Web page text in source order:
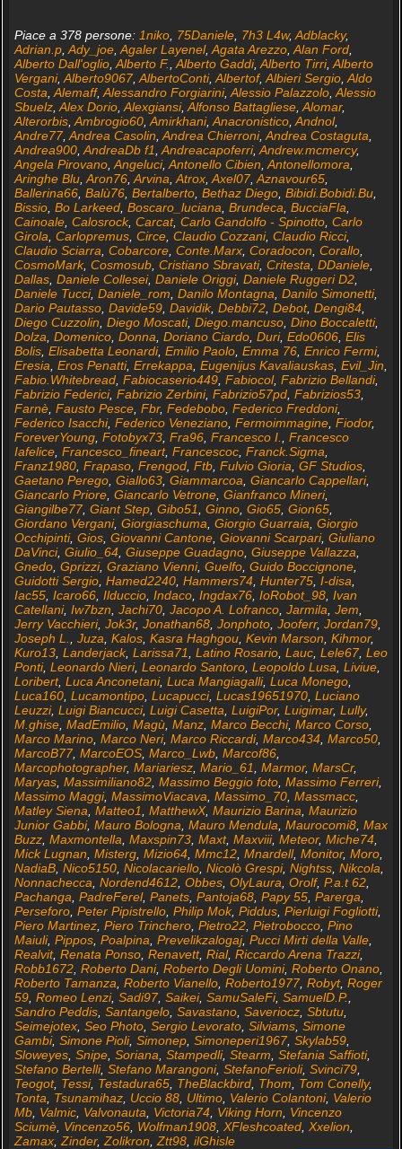
Piace a 378 persone: 1niko, 75Daniele, 7h3 L4w, Adblacky,
Adrian.p, Ady_joe, Agaler Layenel, Agata Arezzo, Alan Ford,
Alberto Dall'oglio, Alberto F. Alberto Gaddi, Alberto Tirri, Alberto
Vergani, Alberto9067, AlbertoConti, Albertof, Albieri Sergio, Aldo
Costa Alemaff, Alessandro Forgiarini, Alessio Palazzolo, Alessio
Sbuelz, Alex Dorio, Alexgiansi, Alfonso Battagliese, Alomar,
Alterorbis, Ambrogio60, Amirkhani, Anacronistico, Andnol,
Andre77, Andrea Casolin Andrea Chierroni, Andrea Costaguta
Andrea900, AndreaDb f1 Andreacapoferri, Andrew.mcmercy,
Angela Pirovano, Angeluci, Antonello Cibien Antonellomora
Aringhe Blu, Aron76, Arvina Atrox, Axel07, Aznavour65,
Ballerina66, Balù76, Bertalberto, Bethaz Diego, Bibidi.Bobidi.Bu,
Bissio, Bo Larkeed, Boscaro_luciana Brundeca BucciaFla
Cainoale, Calosrock, Carcat, Carlo Gandolfo - Spinotto, Carlo
Girola Carlopremus, Circe, Claudio Cozzani, Claudio Ricci,
Claudio Sciarra Cobarcore, Conte.Marx, Coradocon Corallo,
CosmoMark, Cosmosub, Cristiano Sbravati, Critesta DDaniele,
Dallas, Daniele Collesei, Daniele Origgi, Daniele Ruggeri D2,
Daniele Tucci, Daniele_rom Danilo Montagna Danilo Simonetti,
Dario Pautasso, Davide59, Davidik, Debbi72, Debot, Dengi84,
Diego Cuzzolin Diego Moscati, Diego.mancuso, Dino Boccaletti,
Dolza Domenico, Donna Doriano Ciardo, Duri, Edo0606, Elis
Bolis, Elisabetta Leonardi, Emilio Paolo, Emma 76, Enrico Fermi,
Eresia Eros Penatti, Errekappa Eugenijus Kavaliauskas, Evil_Jin
Fabio.Whitebread, Fabiocaserio449, Fabiocol, Fabrizio Bellandi,
Fabrizio Federici, Fabrizio Zerbini, Fabrizio57pd, Fabrizios53,
Farnè, Fausto Pesce, Fbr, Fedebobo, Federico Freddoni,
Federico Isacchi, Federico Veneziano, Fermoimmagine, Fiodor,
ForeverYoung, Fotobyx73, Fra96, Francesco I.
Francesco
Iafelice, Francesco_fineart, Francescoc, Franck.Sigma
Franz1980, Frapaso, Frengod, Ftb, Fulvio Gioria GF Studios,
Gaetano Perego, Giallo63, Giammarcoa Giancarlo Cappellari,
Giancarlo Priore, Giancarlo Vetrone, Gianfranco Mineri,
Giangilbe77, Giant Step, Gibo51 Ginno, Gio65, Gion65,
Giordano Vergani, Giorgiaschuma Giorgio Guarraia Giorgio
Occhipinti, Gios, Giovanni Cantone, Giovanni Scarpari, Giuliano
DaVinci, Giulio_64, Giuseppe Guadagno, Giuseppe Vallazza
Gnedo, Gprizzi, Graziano Vienni, Guelfo, Guido Boccignone,
Guidotti Sergio, Hamed2240, Hammers74, Hunter75, I-disa
Iac55, Icaro66, Ilduccio, Indaco, Ingdax76, IoRobot_98, Ivan
Catellani, Iw7bzn Jachi70, Jacopo A. Lofranco, Jarmila Jem
Jerry Vacchieri, Jok3r, Jonathan68, Jonphoto, Jooferr, Jordan79,
Joseph L.
Juza Kalos, Kasra Haghgou, Kevin Marson Kihmor,
Kuro13, Landerjack, Larissa71 Latino Rosario, Lauc, Lele67, Leo
Ponti, Leonardo Nieri, Leonardo Santoro, Leopoldo Lusa Liviue,
Loribert, Luca Anconetani, Luca Mangiagalli, Luca Monego,
Luca160, Lucamontipo, Lucapucci, Lucas19651970, Luciano
Leuzzi, Luigi Biancucci, Luigi Casetta LuigiPor, Luigimar, Lully,
M.ghise, MadEmilio, Magù, Manz, Marco Becchi, Marco Corso,
Marco Marino, Marco Neri, Marco Riccardi, Marco434, Marco50,
MarcoB77, MarcoEOS, Marco_Lwb, Marcof86,
Marcophotographer, Mariariesz, Mario_61 Marmor, MarsCr,
Maryas, Massimiliano82, Massimo Beggio foto, Massimo Ferreri,
Massimo Maggi, MassimoViacava Massimo_70, Massmacc,
Matley Siena Matteo1 MatthewX, Maurizio Barina Maurizio
Junior Gabbi, Mauro Bologna Mauro Mendula Maurocomi8, Max
Buzz, Maxmontella Maxspin73, Maxt, Maxviii, Meteor, Miche74,
Mick Lugnan Misterg, Mizio64, Mmc12, Mnardell, Monitor, Moro,
NadiaB, Nico5150, Nicolacariello, Nicolò Grespi, Nightss, Nikcola
Nonnachecca Nordend4612, Obbes, OlyLaura Orolf, P.a.t 62,
Pachanga PadreFerel, Panets, Pantoja68, Papy 55, Parerga
Perseforo, Peter Pipistrello, Philip Mok, Piddus, Pierluigi Fogliotti,
Piero Martinez, Piero Trinchero, Pietro22, Pietrobocco, Pino
Maiuli, Pippos, Poalpina Prevelikzalogaj, Pucci Mirti della Valle,
Realvit, Renata Ponso, Renavett, Rial, Riccardo Arena Trazzi,
Robb1672, Roberto Dani, Roberto Degli Uomini, Roberto Onano,
Roberto Tamanza Roberto Vianello, Roberto1977, Robyt, Roger
59, Romeo Lenzi, Sadi97, Saikei, SamuSaleFi, SamuelD.P.
Sandro Peddis, Santangelo, Savastano, Saveriocz, Sbtutu,
Seimejotex, Seo Photo, Sergio Levorato, Silviams, Simone
Gambi, Simone Pioli, Simonep, Simoneperi1967, Skylab59,
Sloweyes, Snipe, Soriana Stampedli, Stearm Stefania Saffioti,
Stefano Bertelli, Stefano Marangoni, StefanoFerioli, Svinci79,
Teogot, Tessi, Testadura65, TheBlackbird, Thom Tom Conelly,
Tonta
Tsunamihaz, Uccio 88, Ultimo, Valerio Colantoni, Valerio
Mb, Valmic, Valvonauta Victoria74, Viking Horn
Vincenzo
Sciumè, Vincenzo56, Wolfman1908, XFleshcoated, Xxelion
Zamax, Zinder, Zolikron Ztt98, ilGhisle